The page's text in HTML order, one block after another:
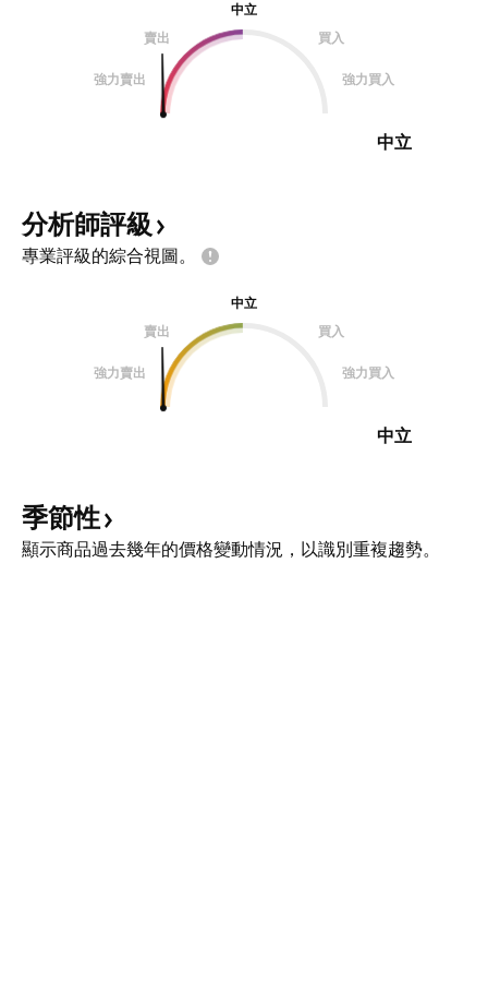
最後的大機構調整時間，這邊短線上
看應該是小小的震盪整理， 在上週
拉低之後，也拉出一個相對低檔的價
格空間來持續吃MSCI釋出的持股。
整體大環境沒有改變，12月初即將
再著中國政策提升
近期即將公布
於旗下華潤雙鶴去
中立
賣出
買入
強力賣出 強力買入
中立
分析師評級
專業評級的綜合視圖。
中立
賣出
買入
強力賣出 強力買入
中立
季節性
顯示商品過去幾年的價格變動情況，以識別重複趨勢。